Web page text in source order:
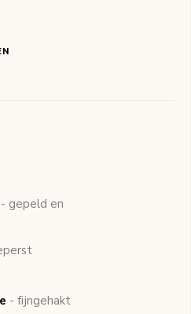
- gepeld en
- fijngehakt